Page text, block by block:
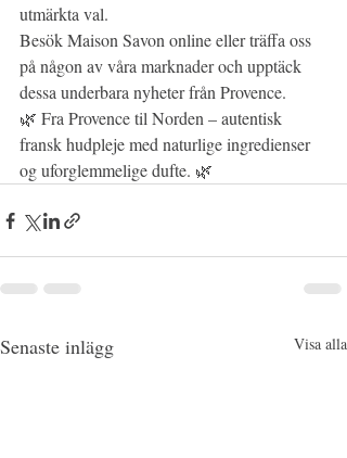
utmärkta val.
Besök Maison Savon online eller träffa oss
på någon av våra marknader och upptäck
dessa underbara nyheter från Provence.
🌿 Fra Provence til Norden – autentisk
fransk hudpleje med naturlige ingredienser
og uforglemmelige dufte. 🌿
Senaste inlägg Visa alla